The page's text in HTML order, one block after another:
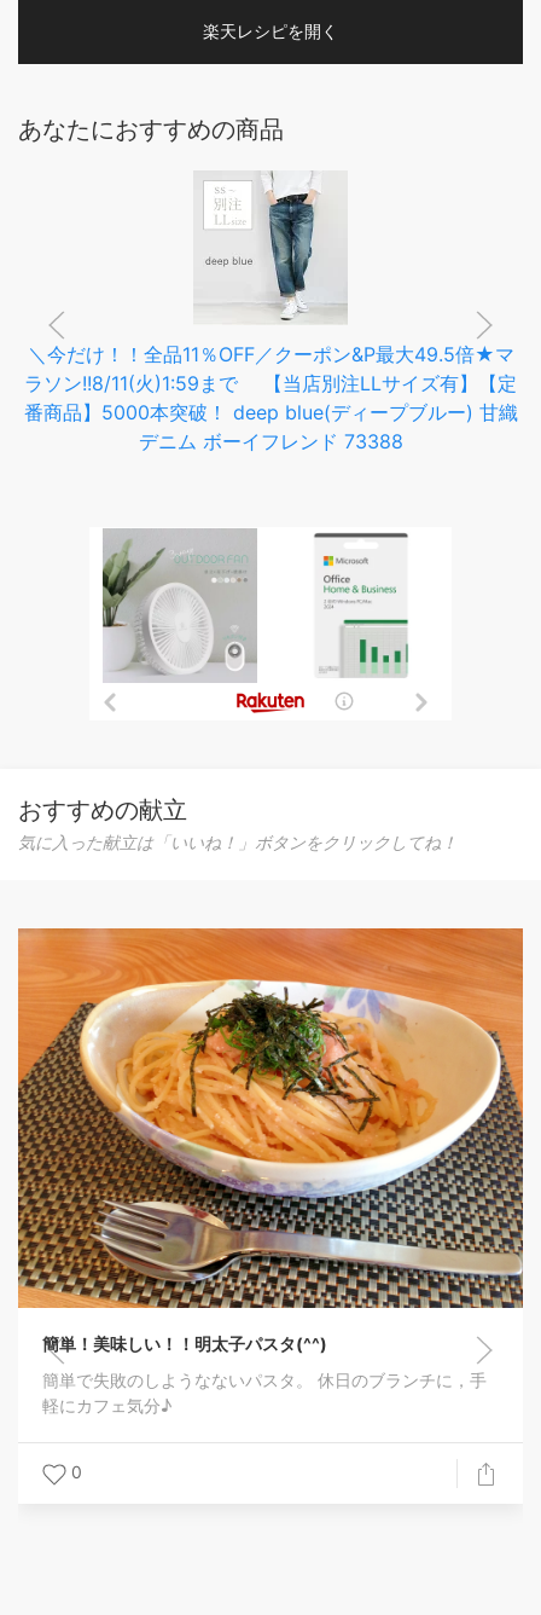
楽天レシピを開く
あなたにおすすめの商品
＼今だけ！！全品11％OFF／クーポン&P最大49.5倍★マ
ラソン!!8/11(火)1:59まで 【当店別注LLサイズ有】【定
番商品】5000本突破！ deep blue(ディープブルー) 甘織
デニム ボーイフレンド 73388
おすすめの献立
気に入った献立は「いいね！」ボタンをクリックしてね！
簡単！美味しい！！明太子パスタ(^^)
簡単で失敗のしようなないパスタ。 休日のブランチに，手
軽にカフェ気分♪
0